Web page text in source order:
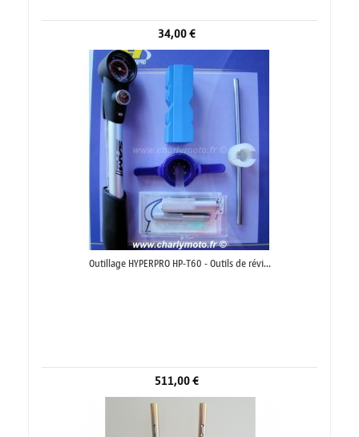
34,00 €
Outillage HYPERPRO HP-T60 - Outils de révi...
511,00 €